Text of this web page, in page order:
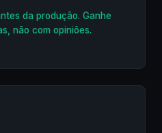
da produção. Ganhe
não com opiniões.